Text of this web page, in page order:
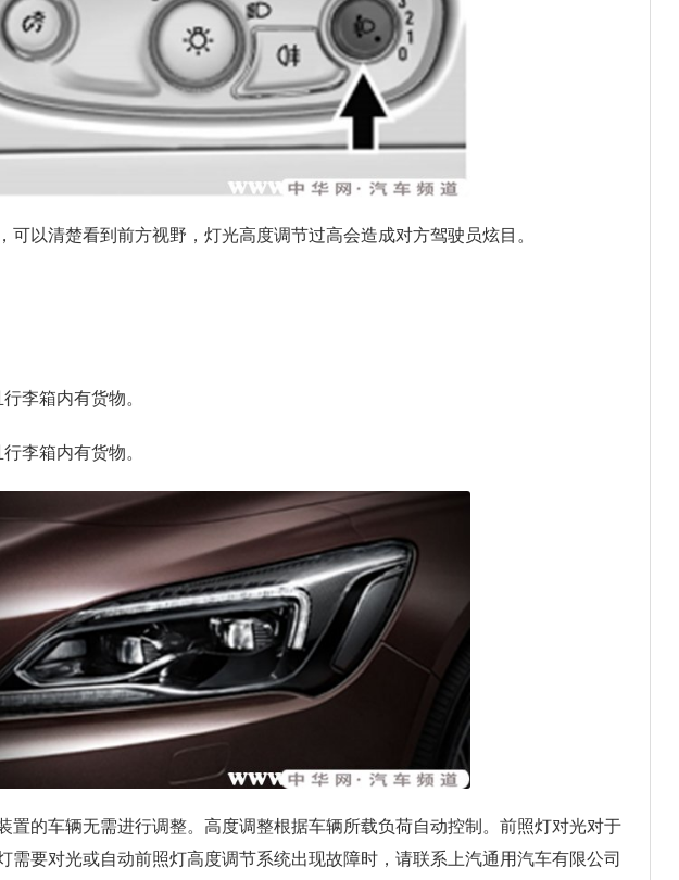
可以清楚看到前方视野，灯光高度调节过高会造成对方驾驶员炫目。
李箱内有货物。
李箱内有货物。
置的车辆无需进行调整。高度调整根据车辆所载负荷自动控制。前照灯对光对于
需要对光或自动前照灯高度调节系统出现故障时，请联系上汽通用汽车有限公司